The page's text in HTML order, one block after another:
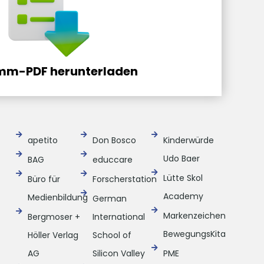
PDF herunterladen
apetito
BAG
Büro für
Medienbildung
Bergmoser +
Höller Verlag
AG
Don Bosco
educcare
Forscherstation
German
International
School of
Silicon Valley
Kinderwürde
Udo Baer
Lütte Skol
Academy
Markenzeichen
BewegungsKita
PME